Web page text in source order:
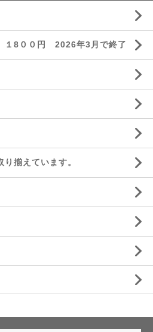
１8００円 2026年3月で終了
揃えています。